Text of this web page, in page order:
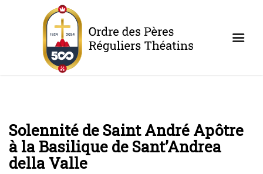
Solennité de Saint André Apôtre
à la Basilique de Sant’Andrea
della Valle